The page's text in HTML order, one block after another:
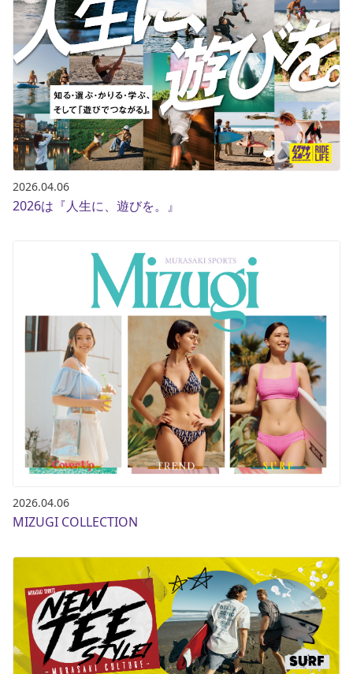
2026.04.06
2026は『人生に、遊びを。』
2026.04.06
MIZUGI COLLECTION